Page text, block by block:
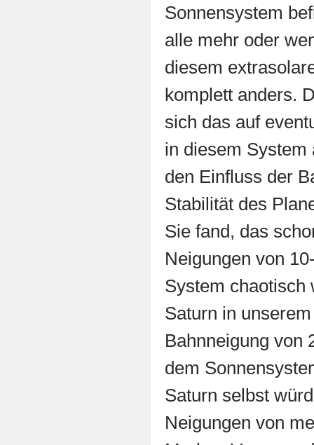
Sonnensystem
alle mehr oder
diesem
komplett anders.
sich das auf
in diesem System
den Einfluss der
Stabilität des
Sie fand, das
Neigungen von
System chaotisch
Saturn in
Bahnneigung von
dem
Saturn selbst
Neigungen von